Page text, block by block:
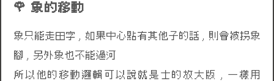
象的移動
象只能走田字 , 如果中心點有其他子的話 , 則會被拐象
腳 , 另外象也不能過河
所以他的移動邏輯可以說就是士的放大版 , 一樣用